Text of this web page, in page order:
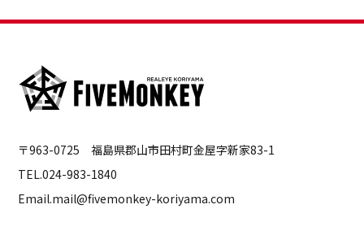
〒963-0725 福島県郡山市田村町金屋字新家83-1
TEL.024-983-1840
Email.mail@fivemonkey-koriyama.com